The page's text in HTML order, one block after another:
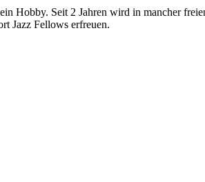
Hobby. Seit 2 Jahren wird in mancher
Jazz Fellows erfreuen.